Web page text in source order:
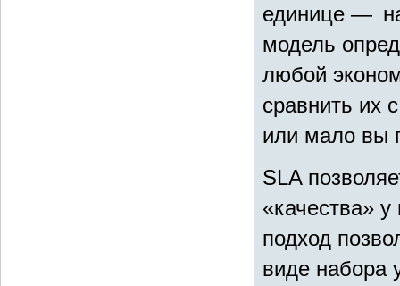
единице —
модель
любой
сравнить их
или мало вы
SLA
«качества»
подход
виде набора